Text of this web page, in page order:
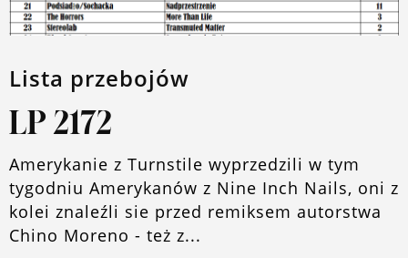
Lista przebojów
LP 2172
Amerykanie z Turnstile wyprzedzili w tym
tygodniu Amerykanów z Nine Inch Nails, oni z
kolei znaleźli sie przed remiksem autorstwa
Chino Moreno - też z...